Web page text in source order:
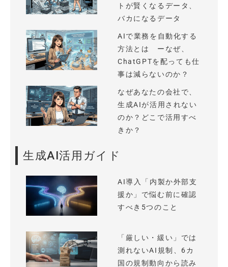
トが賢くなるデータ、
バカになるデータ
AIで業務を自動化する
方法とは ーなぜ、
ChatGPTを配っても仕
事は減らないのか？
なぜあなたの会社で、
生成AIが活用されない
のか？どこで活用すべ
きか？
生成AI活用ガイド
AI導入「内製か外部支
援か」で悩む前に確認
すべき5つのこと
「厳しい・緩い」では
測れないAI規制、6カ
国の規制動向から読み